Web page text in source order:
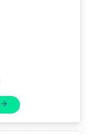
arrow_forward